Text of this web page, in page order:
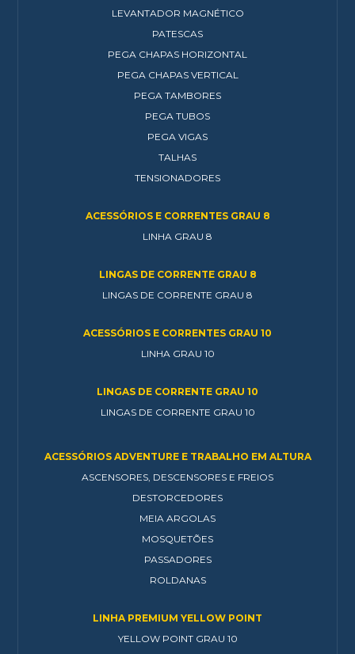
LEVANTADOR MAGNÉTICO
PATESCAS
PEGA CHAPAS HORIZONTAL
PEGA CHAPAS VERTICAL
PEGA TAMBORES
PEGA TUBOS
PEGA VIGAS
TALHAS
TENSIONADORES
ACESSÓRIOS E CORRENTES GRAU 8
LINHA GRAU 8
LINGAS DE CORRENTE GRAU 8
LINGAS DE CORRENTE GRAU 8
ACESSÓRIOS E CORRENTES GRAU 10
LINHA GRAU 10
LINGAS DE CORRENTE GRAU 10
LINGAS DE CORRENTE GRAU 10
ACESSÓRIOS ADVENTURE E TRABALHO EM ALTURA
ASCENSORES, DESCENSORES E FREIOS
DESTORCEDORES
MEIA ARGOLAS
MOSQUETÕES
PASSADORES
ROLDANAS
LINHA PREMIUM YELLOW POINT
YELLOW POINT GRAU 10